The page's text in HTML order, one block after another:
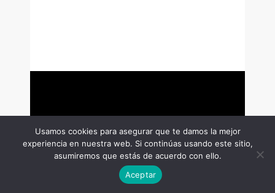
Usamos cookies para asegurar que te damos la mejor
experiencia en nuestra web. Si continúas usando este sitio,
asumiremos que estás de acuerdo con ello.
Aceptar